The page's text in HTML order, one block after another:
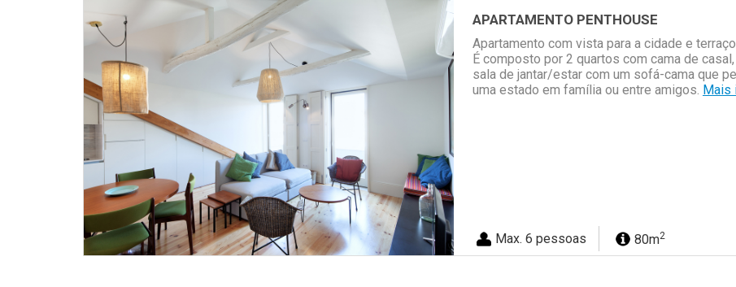
APARTAMENTO PENTHOUSE
Apartamento com vista para a cidade e
É composto por 2 quartos com cama de
sala de jantar/estar com um sofá-cama que
uma estado em família ou entre amigos. Mais
Max. 6 pessoas 80m2